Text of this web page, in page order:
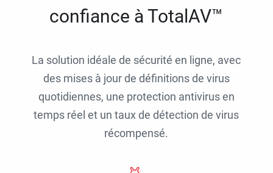
confiance à TotalAV™
La solution idéale de sécurité en ligne, avec
des mises à jour de définitions de virus
quotidiennes, une protection antivirus en
temps réel et un taux de détection de virus
récompensé.